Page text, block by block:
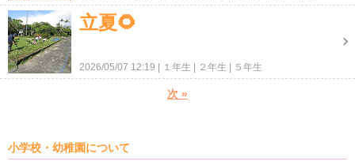
立夏🌻
2026/05/07 12:19 １年生 ２年生 ５年生
次 »
小学校・幼稚園について